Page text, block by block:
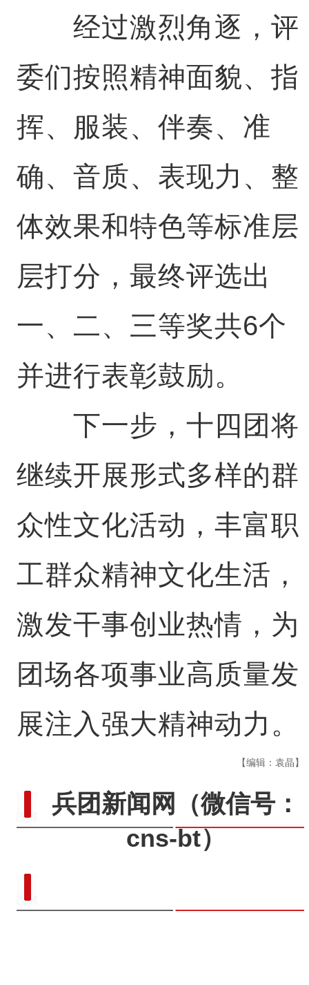
经过激烈角逐，评
委们按照精神面貌、指
挥、服装、伴奏、准
确、音质、表现力、整
体效果和特色等标准层
层打分，最终评选出
一、二、三等奖共6个
并进行表彰鼓励。
下一步，十四团将
继续开展形式多样的群
众性文化活动，丰富职
工群众精神文化生活，
激发干事创业热情，为
团场各项事业高质量发
展注入强大精神动力。
【编辑：袁晶】
兵团新闻网
（微信号：
cns-bt）